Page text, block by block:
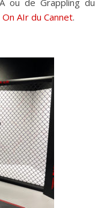
On AIr du Cannet.